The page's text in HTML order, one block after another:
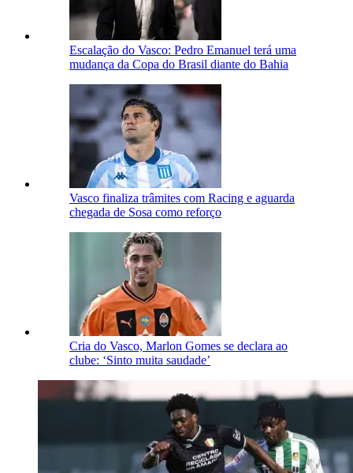
Escalação do Vasco: Pedro Emanuel terá uma
mudança da Copa do Brasil diante do Bahia
Vasco finaliza trâmites com Racing e aguarda
chegada de Sosa como reforço
Cria do Vasco, Marlon Gomes se declara ao
clube: ‘Sinto muita saudade’